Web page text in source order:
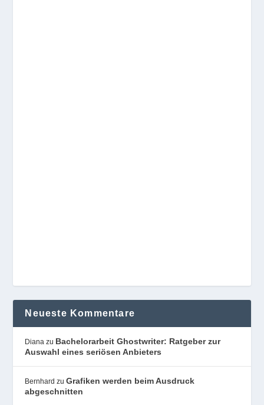
Neueste Kommentare
Diana zu Bachelorarbeit Ghostwriter: Ratgeber zur
Auswahl eines seriösen Anbieters
Bernhard zuGrafiken werden beim Ausdruck
abgeschnitten